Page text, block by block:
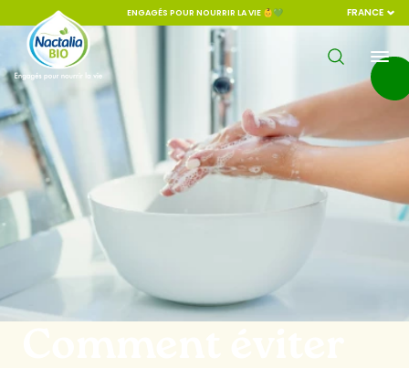
ENGAGÉS POUR NOURRIR LA VIE 👶💚 FRANCE